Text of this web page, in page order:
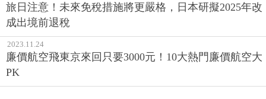
旅日注意！未來免稅措施將更嚴格，日本研擬2025年改
成出境前退稅
2023.11.24
廉價航空飛東京來回只要3000元！10大熱門廉價航空大
PK